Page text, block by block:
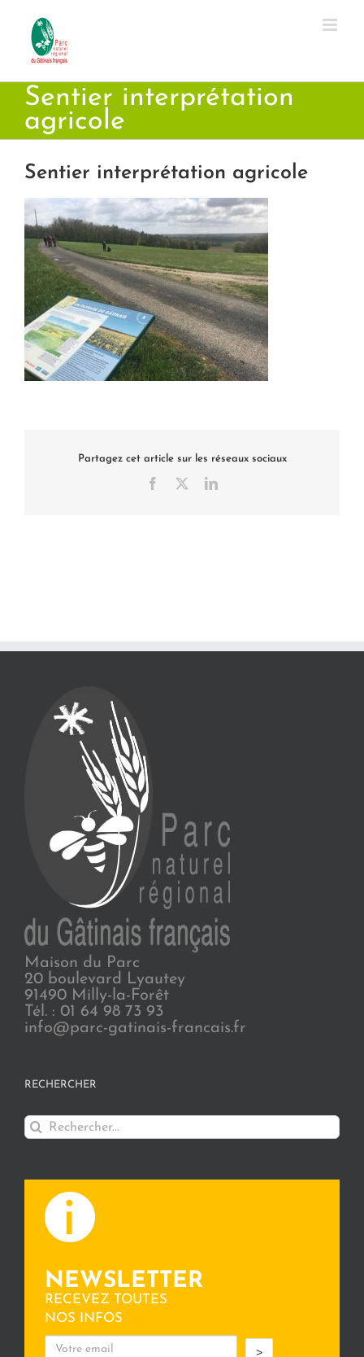
contenu
Sentier interprétation
agricole
Sentier interprétation agricole
Partagez cet article sur les réseaux sociaux
Facebook LinkedIn
Maison du Parc
20 boulevard Lyautey
91490 Milly-la-Forêt
Tél. : 01 64 98 73 93
info@parc-gatinais-francais.fr
RECHERCHER
Rechercher:
NEWSLETTER
RECEVEZ TOUTES
NOS INFOS
>